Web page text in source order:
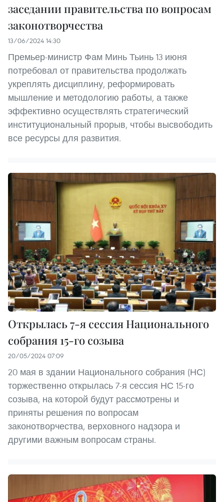
заседании правительства по вопросам
законотворчества
13/06/2024 14:30
Премьер-министр Фам Минь Тьинь 13 июня
потребовал от правительства продолжать
укреплять дисциплину, реформировать
мышление и методологию работы, а также
эффективно осуществлять стратегический
институциональный прорыв, чтобы высвободить
все ресурсы для развития.
Открылась 7-я сессия Национального
собрания 15-го созыва
20/05/2024 07:09
20 мая в здании Национального собрания (НС)
торжественно открылась 7-я сессия НС 15-го
созыва, на которой будут рассмотрены и
приняты решения по вопросам
законотворчества, верховного надзора и
другими важным вопросам страны.